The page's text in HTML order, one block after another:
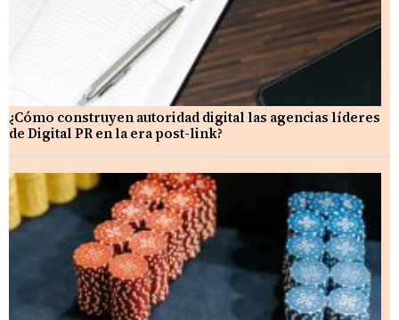
¿Cómo construyen autoridad digital las agencias líderes
de Digital PR en la era post-link?